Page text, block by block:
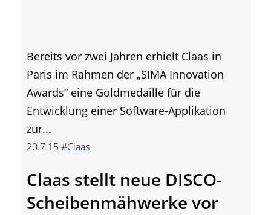
Bereits vor zwei Jahren erhielt Claas in
Paris im Rahmen der „SIMA Innovation
Awards“ eine Goldmedaille für die
Entwicklung einer Software-Applikation
zur...
20.7.15#Claas
Claas stellt neue DISCO-
Scheibenmähwerke vor